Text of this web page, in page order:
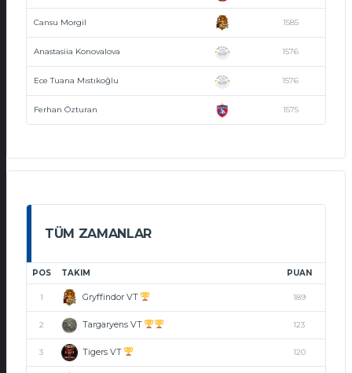
Cansu Morgil 1585
Anastasiia Konovalova 1576
Ece Tuana Mıstıkoğlu 1576
Ferhan Özturan 1575
TÜM ZAMANLAR
POS TAKIM PUAN
1 Gryffindor VT 189
2 Targaryens VT 123
3 Tigers VT 120